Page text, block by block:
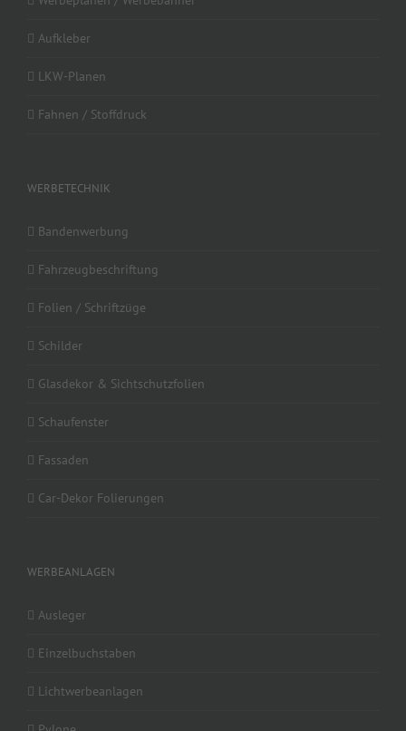
Aufkleber
LKW-Planen
Fahnen / Stoffdruck
WERBETECHNIK
Bandenwerbung
Fahrzeugbeschriftung
Folien / Schriftzüge
Schilder
Glasdekor & Sichtschutzfolien
Schaufenster
Fassaden
Car-Dekor Folierungen
WERBEANLAGEN
Ausleger
Einzelbuchstaben
Lichtwerbeanlagen